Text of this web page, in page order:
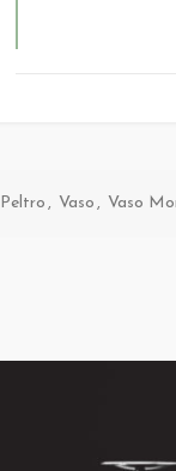
linguaggio moderno,
protagonista della
straordinarie
Peltro , Vaso , Vaso